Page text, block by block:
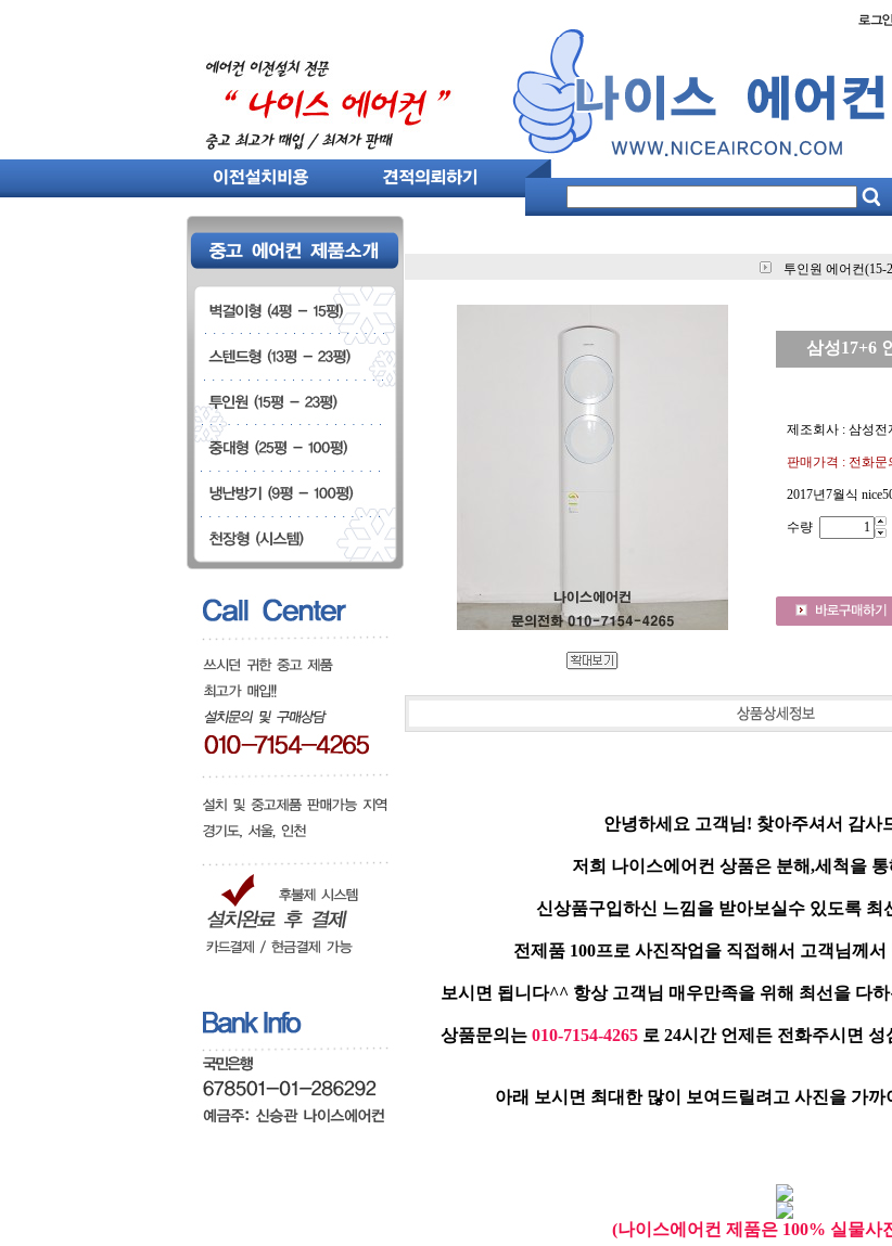
투인원 에어컨(15-
삼성17+6
제조회사 : 삼성전
판매가격 : 전화문
2017년7월식
수량
안녕하세요 고객님! 찾아주셔서 감사
저희 나이스에어컨 상품은 분해,세척을
신상품구입하신 느낌을 받아보실수 있도록 최
전제품 100프로 사진작업을 직접해서 고객님께
보시면 됩니다^^ 항상 고객님 매우만족을 위해 최선을 다
상품문의는 010-7154-4265 로 24시간 언제든 전화주시면
아래 보시면 최대한 많이 보여드릴려고 사진을 가
(나이스에어컨 제품은 100% 실물사